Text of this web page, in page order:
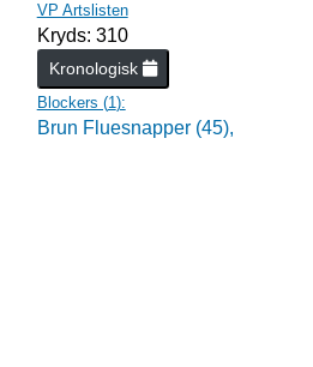
VP Artslisten
Kryds: 310
Kronologisk
Blockers (1):
Brun Fluesnapper (45),